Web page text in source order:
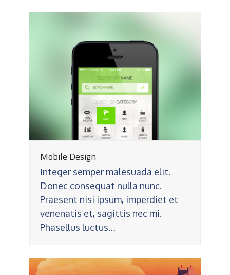
Mobile Design
Integer semper malesuada elit.
Donec consequat nulla nunc.
Praesent nisi ipsum, imperdiet et
venenatis et, sagittis nec mi.
Phasellus luctus…